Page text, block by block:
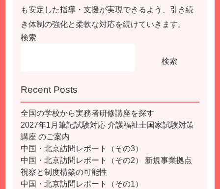
も安定した指導・支援が実現できるよう、引き続
き体制の強化と柔軟な対応を続けていきます。
検索
検索
Recent Posts
全国の学校から実務者研修講座を探す
2027年1月筆記試験対応 介護福祉士国家試験対策
講座 のご案内
中国・北京訪問レポート（その3）
中国・北京訪問レポート（その2） 新規事業拠点
視察と制度構築の可能性
中国・北京訪問レポート（その1）